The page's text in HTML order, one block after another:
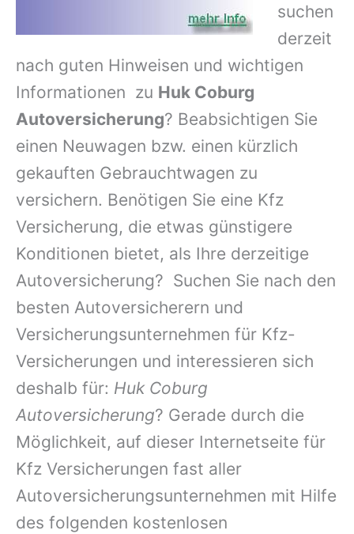
suchen
derzeit
nach guten Hinweisen und wichtigen
Informationen zu Huk Coburg
Autoversicherung? Beabsichtigen Sie
einen Neuwagen bzw. einen kürzlich
gekauften Gebrauchtwagen zu
versichern. Benötigen Sie eine Kfz
Versicherung, die etwas günstigere
Konditionen bietet, als Ihre derzeitige
Autoversicherung? Suchen Sie nach den
besten Autoversicherern und
Versicherungsunternehmen für Kfz-
Versicherungen und interessieren sich
deshalb für: Huk Coburg
Autoversicherung? Gerade durch die
Möglichkeit, auf dieser Internetseite für
Kfz Versicherungen fast aller
Autoversicherungsunternehmen mit Hilfe
des folgenden kostenlosen